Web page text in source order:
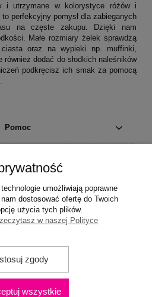
i utrzymane w kolorystyce różów i
perfekcyjny pomysł dla zabieganych
na częste zakupu. Dzięki nam
Małe rozmiary żelek sprawdzą
oraz na wypieki np. muffinki,
dodać do słodkich naleśników
podkręcisz ich smak za pomocą
Pomoc
i dostawa
O nas
Praca
umożliwiają poprawne
dostosować ofertę do Twoich
użycia tych plików.
w naszej Polityce
zgody
wszystkie